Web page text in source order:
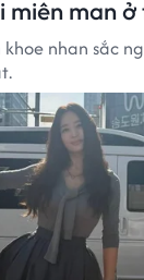
miên man
khoe nhan sắc